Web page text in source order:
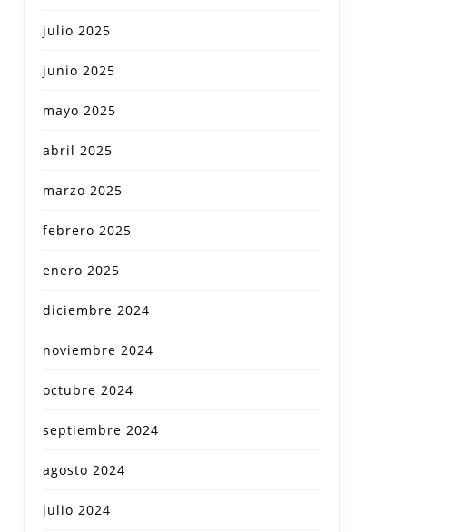
julio 2025
junio 2025
mayo 2025
abril 2025
marzo 2025
febrero 2025
enero 2025
diciembre 2024
noviembre 2024
octubre 2024
septiembre 2024
agosto 2024
julio 2024